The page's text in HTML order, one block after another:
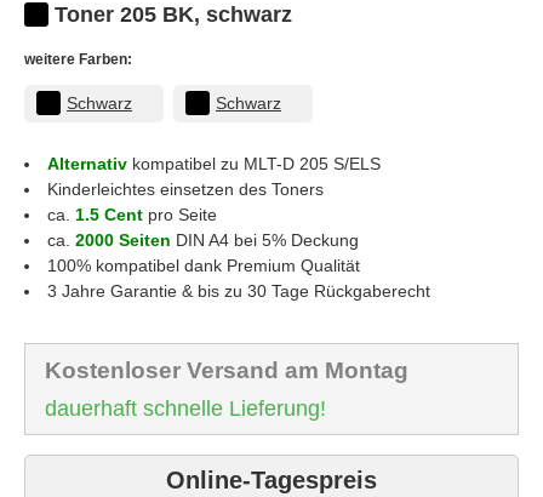
Toner 205 BK, schwarz
weitere Farben:
Schwarz Schwarz
Alternativ kompatibel zu MLT-D 205 S/ELS
Kinderleichtes einsetzen des Toners
ca. 1.5 Cent pro Seite
ca. 2000 Seiten DIN A4 bei 5% Deckung
100% kompatibel dank Premium Qualität
3 Jahre Garantie & bis zu 30 Tage Rückgaberecht
Kostenloser Versand am Montag
dauerhaft schnelle Lieferung!
Online-Tagespreis